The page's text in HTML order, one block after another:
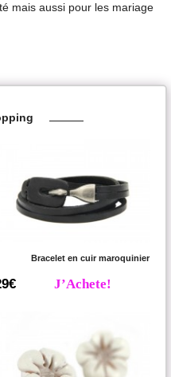
mais aussi pour les mariage
Bracelet en cuir maroquinier
J’Achete!